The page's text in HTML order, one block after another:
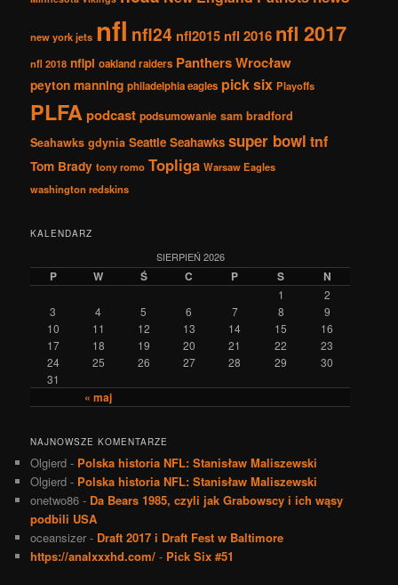
new york jets nfl nfl24 nfl2015 nfl 2016 nfl 2017
nfl 2018 nflpl oakland raiders Panthers Wrocław
peyton manning philadelphia eagles pick six Playoffs
PLFApodcast podsumowanie sam bradford
Seahawks gdynia Seattle Seahawks super bowl tnf
Tom Brady tony romo Topliga Warsaw Eagles
washington redskins
KALENDARZ
SIERPIEŃ 2026
P W Ś C P S N
« maj
1
2
3
4 5 6 7 8
9
10
11 12 13 14 15
16
17
18 19 20 21 22
23
24
25 26 27 28 29
30
31
NAJNOWSZE KOMENTARZE
Olgierd - Polska historia NFL: Stanisław Maliszewski
Olgierd - Polska historia NFL: Stanisław Maliszewski
onetwo86 - Da Bears 1985, czyli jak Grabowscy i ich wąsy
podbili USA
oceansizer - Draft 2017 i Draft Fest w Baltimore
https://analxxxhd.com/ - Pick Six #51